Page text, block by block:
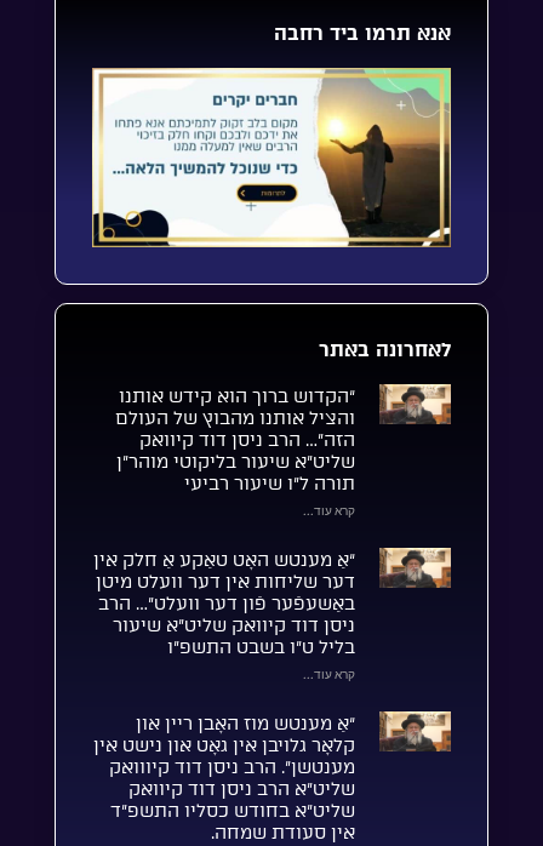
אנא תרמו ביד רחבה
לאחרונה באתר
“הקדוש ברוך הוא קידש אותנו
והציל אותנו מהבוץ של העולם
הזה”… הרב ניסן דוד קיוואק
שליט”א שיעור בליקוטי מוהר”ן
תורה ל”ו שיעור רביעי
קרא עוד...
“אַ מענטש האָט טאַקע אַ חלק אין
דער שליחות אין דער וועלט מיטן
באַשעפֿער פֿון דער וועלט”… הרב
ניסן דוד קיוואק שליט”א שיעור
בליל ט”ו בשבט התשפ”ו
קרא עוד...
“אַ מענטש מוז האָבן ריין און
קלאָר גלויבן אין גאָט און נישט אין
מענטשן”. הרב ניסן דוד קיווואק
שליט”א הרב ניסן דוד קיוואק
שליט”א בחודש כסליו התשפ”ד
אין סעודת שמחה.